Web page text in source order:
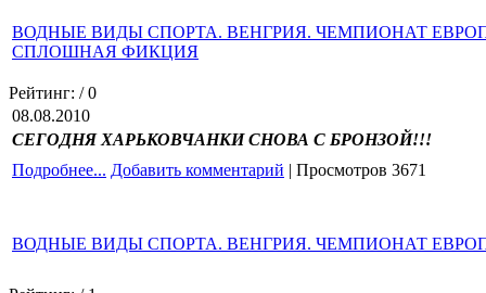
ВОДНЫЕ ВИДЫ СПОРТА. ВЕНГРИЯ. ЧЕМПИОНАТ
СПЛОШНАЯ ФИКЦИЯ
Рейтинг: / 0
08.08.2010
СЕГОДНЯ ХАРЬКОВЧАНКИ СНОВА С БРОНЗОЙ!!!
Подробнее... Добавить комментарий | Просмотров 3671
ВОДНЫЕ ВИДЫ СПОРТА. ВЕНГРИЯ. ЧЕМПИОНАТ